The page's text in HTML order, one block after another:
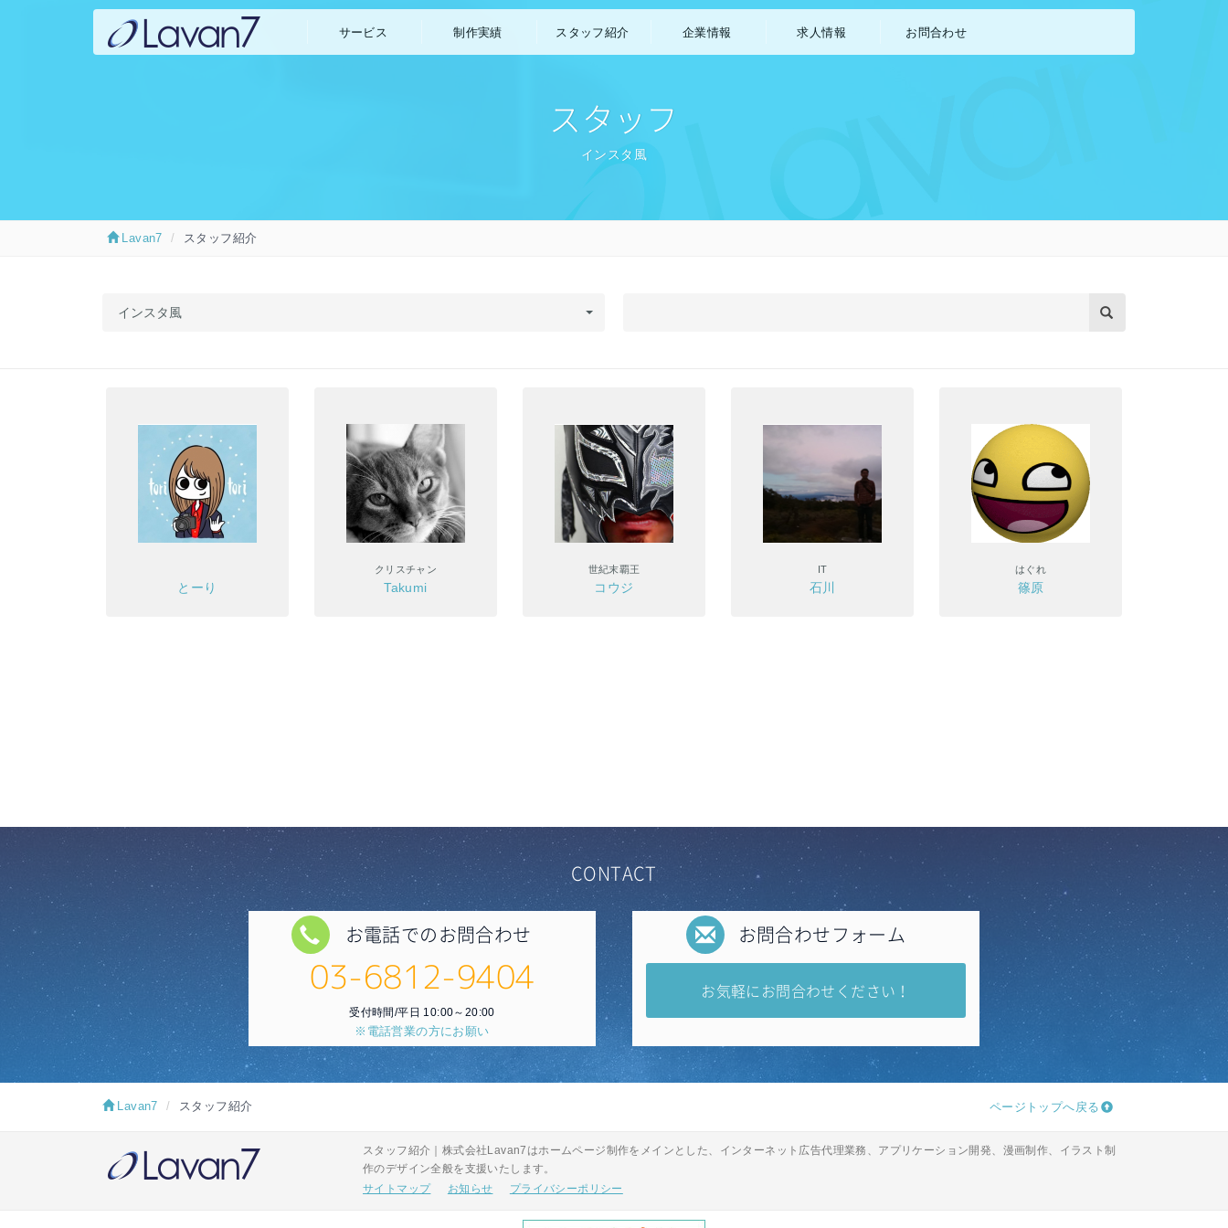
サービス 制作実績 スタッフ紹介 企業情報 求人情報 お問合わせ
スタッフ
インスタ風
Lavan7 スタッフ紹介
インスタ風
とーり
クリスチャン
Takumi
世紀末覇王
コウジ
IT
石川
はぐれ
篠原
CONTACT
お電話でのお問合わせ
03-6812-9404
受付時間/平日 10:00～20:00
※電話営業の方にお願い
お問合わせフォーム
お気軽にお問合わせください！
ページトップへ戻る
Lavan7 スタッフ紹介
スタッフ紹介｜株式会社Lavan7はホームページ制作をメインとした、インターネット広告代理業務、アプリケーション開発、漫画制作、イラスト制
作のデザイン全般を支援いたします。
サイトマップ
お知らせ プライバシーポリシー